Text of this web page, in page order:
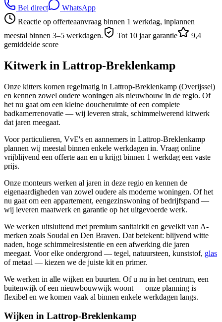
Bel direct
WhatsApp
Reactie op offerteaanvraag binnen 1 werkdag, inplannen
meestal binnen 3–5 werkdagen.
Tot 10 jaar garantie
9,4
gemiddelde score
Kitwerk in Lattrop-Breklenkamp
Onze kitters komen regelmatig in Lattrop-Breklenkamp (Overijssel)
en kennen zowel oudere woningen als nieuwbouw in de regio. Of
het nu gaat om een kleine doucheruimte of een complete
badkamerrenovatie — wij leveren strak, schimmelwerend kitwerk
dat jaren meegaat.
Voor particulieren, VvE's en aannemers in Lattrop-Breklenkamp
plannen wij meestal binnen enkele werkdagen in. Vraag online
vrijblijvend een offerte aan en u krijgt binnen 1 werkdag een vaste
prijs.
Onze monteurs werken al jaren in deze regio en kennen de
eigenaardigheden van zowel oudere als moderne woningen. Of het
nu gaat om een appartement, eengezinswoning of bedrijfspand —
wij leveren maatwerk en garantie op het uitgevoerde werk.
We werken uitsluitend met premium sanitairkit en gevelkit van A-
merken zoals Soudal en Den Braven. Dat betekent: blijvend witte
naden, hoge schimmelresistentie en een afwerking die jaren
meegaat. Voor elke ondergrond — tegel, natuursteen, kunststof, glas
of metaal — kiezen we de juiste kit en primer.
We werken in alle wijken en buurten. Of u nu in het centrum, een
buitenwijk of een nieuwbouwwijk woont — onze planning is
flexibel en we komen vaak al binnen enkele werkdagen langs.
Wijken in Lattrop-Breklenkamp